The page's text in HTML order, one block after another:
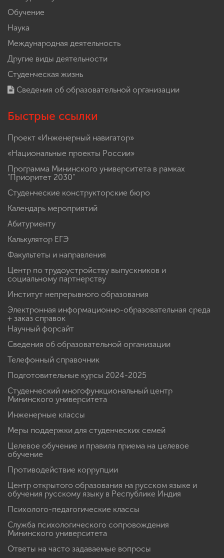
Обучение
Наука
Международная деятельность
Другие виды деятельности
Студенческая жизнь
Сведения об образовательной организации
Быстрые ссылки
Проект «Инженерный навигатор»
«Национальные проекты России»
Программа Мининского университета в рамках
"Приоритет 2030"
Студенческие конструкторские бюро
Календарь мероприятий
Абитуриенту
Калькулятор ЕГЭ
Факультеты и направления
Центр по трудоустройству выпускников и
социальному партнерству
Институт непрерывного образования
Электронная информационно-образовательная среда
+ заказ справок
Научный форсайт
Сведения об образовательной организации
Телефонный справочник
Подготовительные курсы 2024-2025
Студенческий многофункциональный центр
Мининского университета
Инженерные классы
Меры поддержки для студенческих семей
Целевое обучение и правила приема на целевое
обучение
Противодействие коррупции
Центр открытого образования на русском языке и
обучения русскому языку в Республике Индия
Психолого-педагогические классы
Служба психологического сопровождения
Мининского университета
Ответы на часто задаваемые вопросы